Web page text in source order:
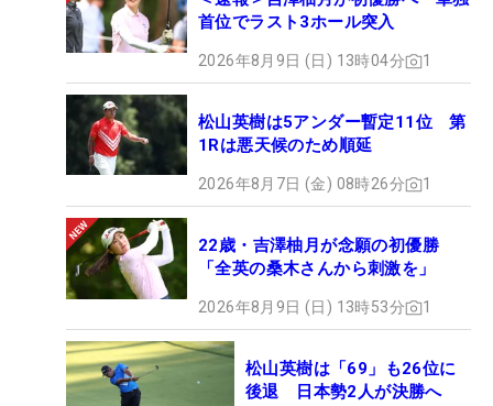
首位でラスト3ホール突入
2026年8月9日 (日) 13時04分 1
松山英樹は5アンダー暫定11位 第
1Rは悪天候のため順延
2026年8月7日 (金) 08時26分 1
22歳・吉澤柚月が念願の初優勝
「全英の桑木さんから刺激を」
2026年8月9日 (日) 13時53分 1
松山英樹は「69」も26位に
後退 日本勢2人が決勝へ